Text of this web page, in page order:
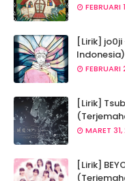
[Lirik]
Indonesia)
[Lirik]
MARET
[Lirik]